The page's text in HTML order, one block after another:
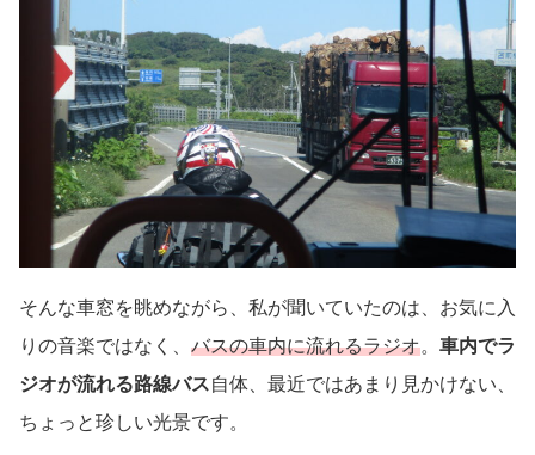
そんな車窓を眺めながら、私が聞いていたのは、お気に入
りの音楽ではなく、 バスの車内に流れるラジオ。 車内でラ
ジオが流れる路線バス自体、最近ではあまり見かけない、
ちょっと珍しい光景です。